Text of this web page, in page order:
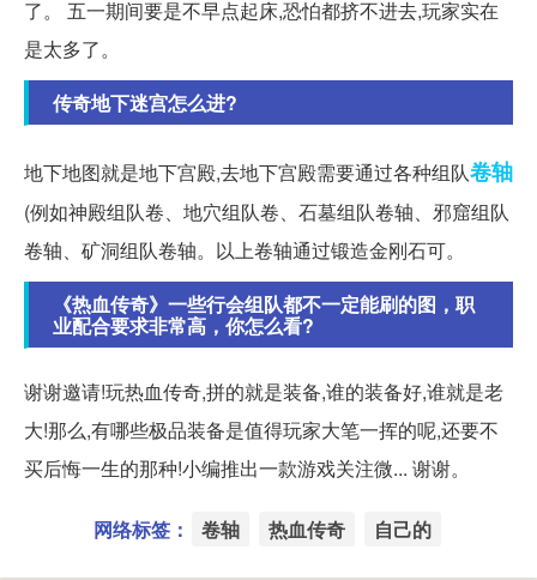
了。 五一期间要是不早点起床,恐怕都挤不进去,玩家实在
是太多了。
传奇地下迷宫怎么进?
地下地图就是地下宫殿,去地下宫殿需要通过各种组队卷轴
(例如神殿组队卷、地穴组队卷、石墓组队卷轴、邪窟组队
卷轴、矿洞组队卷轴。以上卷轴通过锻造金刚石可。
《热血传奇》一些行会组队都不一定能刷的图，职
业配合要求非常高，你怎么看?
谢谢邀请!玩热血传奇,拼的就是装备,谁的装备好,谁就是老
大!那么,有哪些极品装备是值得玩家大笔一挥的呢,还要不
买后悔一生的那种!小编推出一款游戏关注微... 谢谢。
网络标签： 卷轴 热血传奇 自己的